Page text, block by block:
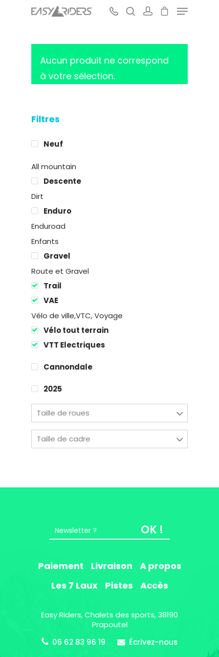
Hit enter to search or ESC to close
Filtres
Neuf
All mountain
Descente
Dirt
Enduro
Enduroad
Enfants
Gravel
Route et Gravel
Trail
VAE
Vélo de ville,VTC, Voyage
Vélo tout terrain
VTT Electriques
Cannondale
2025
Taille de roues
Taille de cadre
Aucun produit ne correspond
à votre sélection.
OK !
Paiement Livraison
A propos
Les 7 Laux
Pistes Accès
Easy Riders, Chalets des sports, 38190
Prapoutel
06 62 83 96 19
Écrivez-nous
Chalets des sports
38190 Prapoutel